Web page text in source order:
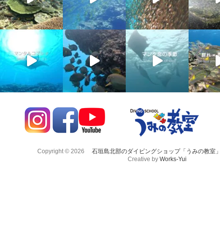
Copyright © 2026
石垣島北部のダイビングショップ「うみの教室
Creative by Works-Yui